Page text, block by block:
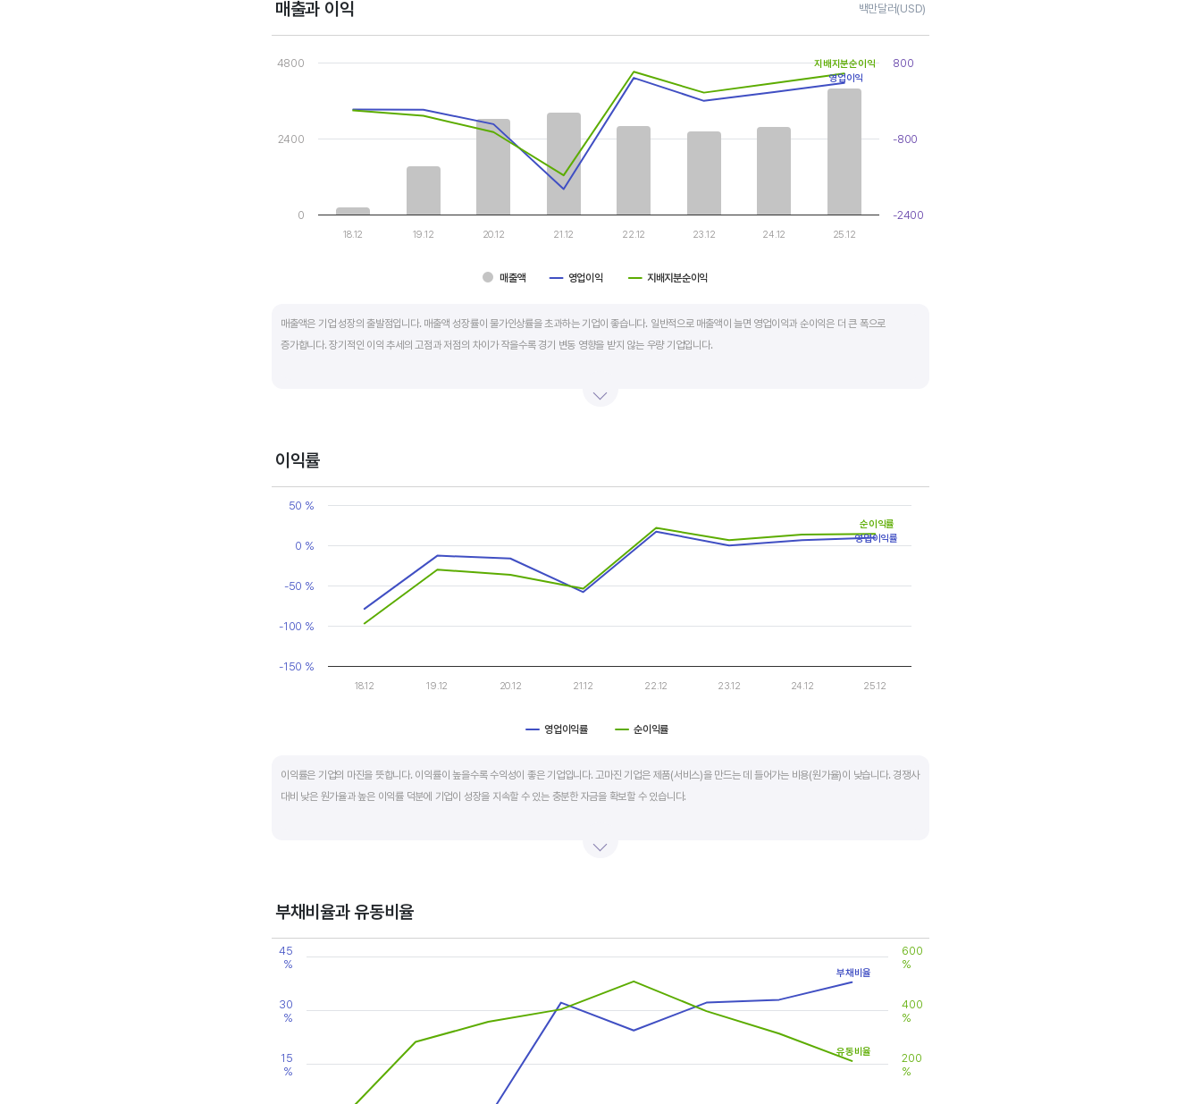
매출과 이익 백만달러(USD)
Chart
View as data table, Chart
매출액 영업이익 지배지분순이익
18.12 19.12 20.12 21.12 22.12 23.12 24.12 25.12
0
2400
4800
-2400
-800
800
영업이익
지배지분순이익
매출액은 기업 성장의 출발점입니다. 매출액 성장률이 물가인상률을 초과하는 기업이 좋습니다. 일반적으로 매출액이 늘면 영업이익과 순이익은 더 큰 폭으로
증가합니다. 장기적인 이익 추세의 고점과 저점의 차이가 작을수록 경기 변동 영향을 받지 않는 우량 기업입니다.
매출액, 영업이익, 순이익 모두 우상향 하는 기업은 주가도 꾸준히 상승합니다. 주가 상승의 출발점이 꾸준한 매출액 증가에서 시작한다는 점을 기억해야 합니다.
이익률
Chart
Line chart with 2 lines.
The chart has 1 X axis displaying categories.
The chart has 1 Y axis displaying values. Data ranges from -97.2 to 21.7.
영업이익률 순이익률
18.12 19.12 20.12 21.12 22.12 23.12 24.12 25.12
-150 %
-100 %
-50 %
0 %
50 %
영업이익률
순이익률
이익률은 기업의 마진을 뜻합니다. 이익률이 높을수록 수익성이 좋은 기업입니다. 고마진 기업은 제품(서비스)을 만드는 데 들어가는 비용(원가율)이 낮습니다. 경쟁사
대비 낮은 원가율과 높은 이익률 덕분에 기업이 성장을 지속할 수 있는 충분한 자금을 확보할 수 있습니다.
부채비율과 유동비율
Chart
Line chart with 2 lines.
View as data table, Chart
The chart has 2 Y axes displaying values, and values.
15
%
30
%
45
%
200
%
400
%
600
%
부채비율
유동비율